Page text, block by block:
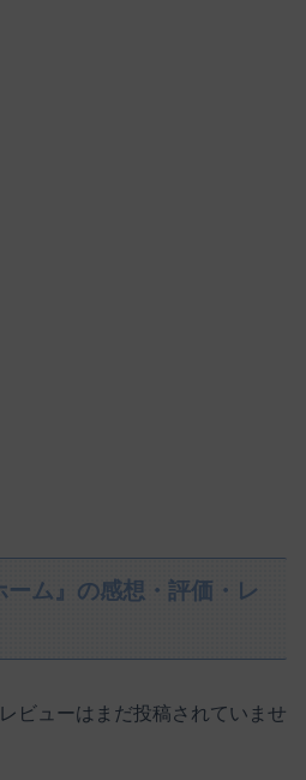
ム』の感想・評価・レ
ビューはまだ投稿されていませ